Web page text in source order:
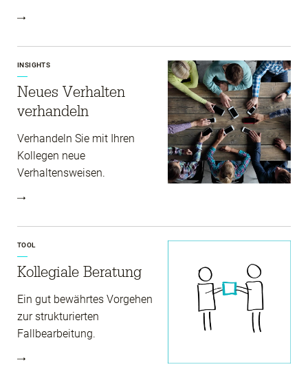
INSIGHTS
Neues Verhalten
verhandeln
Verhandeln Sie mit Ihren
Kollegen neue
Verhaltensweisen.
TOOL
Kollegiale Beratung
Ein gut bewährtes Vorgehen
zur strukturierten
Fallbearbeitung.